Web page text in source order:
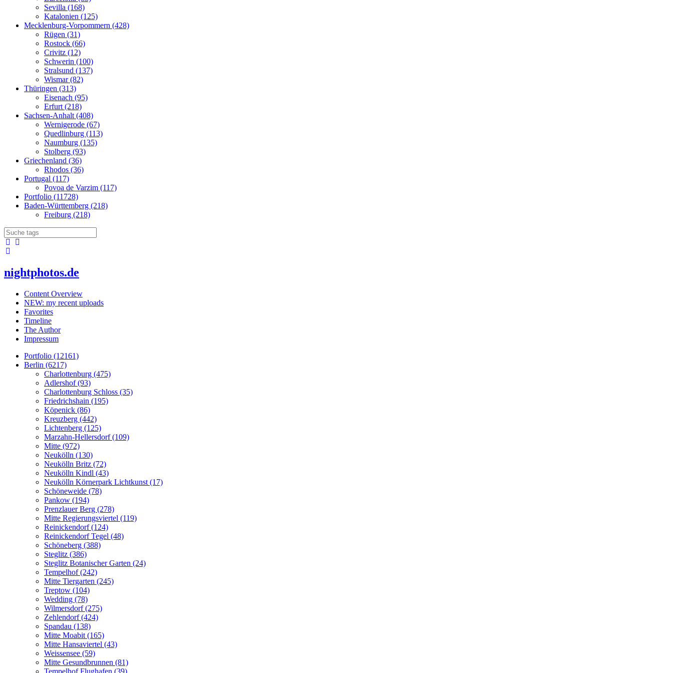
Sevilla (168)
Katalonien (125)
Mecklenburg-Vorpommern (428)
Rügen (31)
Rostock (66)
Crivitz (12)
Schwerin (100)
Stralsund (137)
Wismar (82)
Thüringen (313)
Eisenach (95)
Erfurt (218)
Sachsen-Anhalt (408)
Wernigerode (67)
Quedlinburg (113)
Naumburg (135)
Stolberg (93)
Griechenland (36)
Rhodos (36)
Portugal (117)
Povoa de Varzim (117)
Portfolio (11728)
Baden-Württemberg (218)
Freiburg (218)
nightphotos.de
Content Overview
NEW: my recent uploads
Favorites
Timeline
The Author
Impressum
Portfolio (12161)
Berlin (6217)
Charlottenburg (475)
Adlershof (93)
Charlottenburg Schloss (35)
Friedrichshain (195)
Köpenick (86)
Kreuzberg (442)
Lichtenberg (125)
Marzahn-Hellersdorf (109)
Mitte (972)
Neukölln (130)
Neukölln Britz (72)
Neukölln Kindl (43)
Neukölln Körnerpark Lichtkunst (17)
Schöneweide (78)
Pankow (194)
Prenzlauer Berg (278)
Mitte Regierungsviertel (119)
Reinickendorf (124)
Reinickendorf Tegel (48)
Schöneberg (388)
Steglitz (386)
Steglitz Botanischer Garten (24)
Tempelhof (242)
Mitte Tiergarten (245)
Treptow (104)
Wedding (78)
Wilmersdorf (275)
Zehlendorf (424)
Spandau (138)
Mitte Moabit (165)
Mitte Hansaviertel (43)
Weissensee (59)
Mitte Gesundbrunnen (81)
Tempelhof Flughafen (39)